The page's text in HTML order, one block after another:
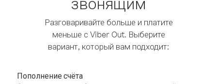
Разговаривайте больше и платите
меньше с Viber Out. Выберите
вариант, который вам подходит:
Пополнение счёта